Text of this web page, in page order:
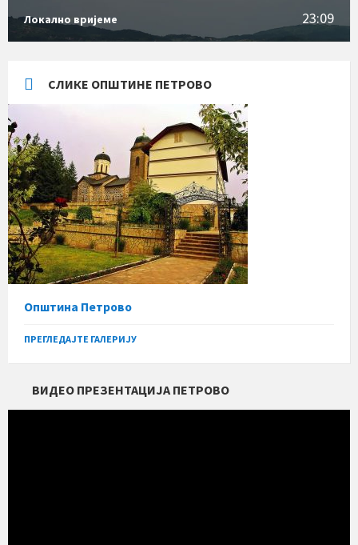
Локално вријеме 23:09
СЛИКЕ ОПШТИНЕ ПЕТРОВО
Општина Петрово
ПРЕГЛЕДАЈТЕ ГАЛЕРИЈУ
ВИДЕО ПРЕЗЕНТАЦИЈА ПЕТРОВО